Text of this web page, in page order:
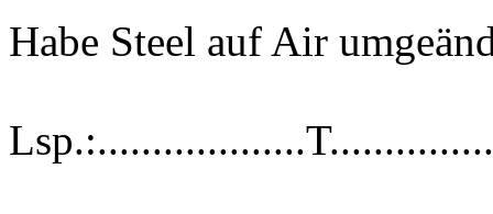
Habe Steel auf Air